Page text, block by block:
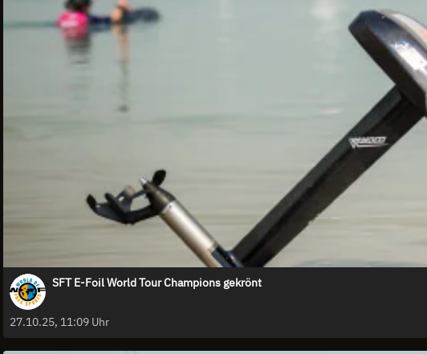
SFT E-Foil World Tour Champions gekrönt
27.10.25, 11:09 Uhr